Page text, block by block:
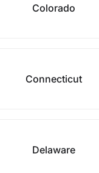
Colorado
Connecticut
Delaware